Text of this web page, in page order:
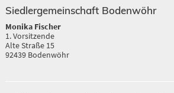
Siedlergemeinschaft Bodenwöhr
Monika Fischer
1. Vorsitzende
Alte Straße 15
92439 Bodenwöhr